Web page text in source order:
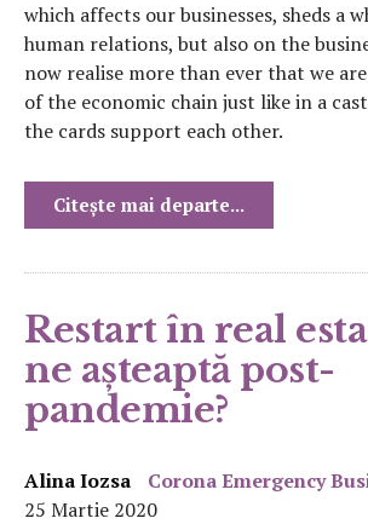
which affects our businesses, sheds a
human relations, but also on the
now realise more than ever that we
of the economic chain just like in a
the cards support each other.
Citește mai departe...
Restart în real
ne așteaptă post-
pandemie?
Alina Iozsa
Corona Emergency
25 Martie 2020